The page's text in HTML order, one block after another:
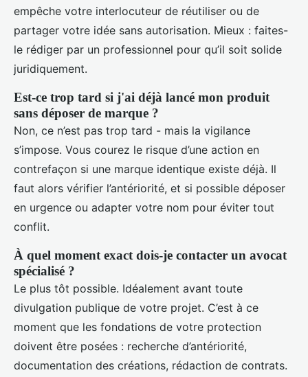
empêche votre interlocuteur de réutiliser ou de
partager votre idée sans autorisation. Mieux : faites-
le rédiger par un professionnel pour qu’il soit solide
juridiquement.
Est-ce trop tard si j'ai déjà lancé mon produit
sans déposer de marque ?
Non, ce n’est pas trop tard - mais la vigilance
s’impose. Vous courez le risque d’une action en
contrefaçon si une marque identique existe déjà. Il
faut alors vérifier l’antériorité, et si possible déposer
en urgence ou adapter votre nom pour éviter tout
conflit.
À quel moment exact dois-je contacter un avocat
spécialisé ?
Le plus tôt possible. Idéalement avant toute
divulgation publique de votre projet. C’est à ce
moment que les fondations de votre protection
doivent être posées : recherche d’antériorité,
documentation des créations, rédaction de contrats.